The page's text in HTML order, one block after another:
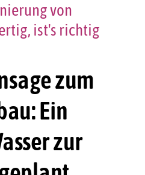
zum
Ein
zur
von
ist's richtig